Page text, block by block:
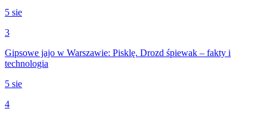
5 sie
3
Gipsowe jajo w Warszawie: Pisklę. Drozd śpiewak – fakty i
technologia
5 sie
4